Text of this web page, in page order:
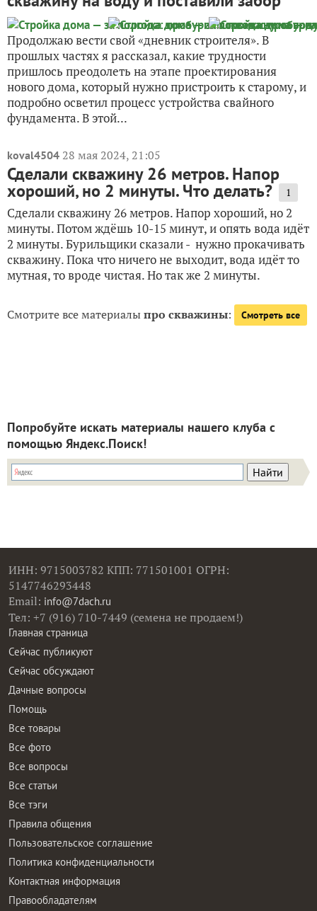
Продолжаю вести свой «дневник строителя». В
прошлых частях я рассказал, какие трудности
пришлось преодолеть на этапе проектирования
нового дома, который нужно пристроить к старому, и
подробно осветил процесс устройства свайного
фундамента. В этой...
koval4504 28 мая 2024, 21:05
Сделали скважину 26 метров. Напор
хороший, но 2 минуты. Что делать? 1
Сделали скважину 26 метров. Напор хороший, но 2
минуты. Потом ждёшь 10-15 минут, и опять вода идёт
2 минуты. Бурильщики сказали - нужно прокачивать
скважину. Пока что ничего не выходит, вода идёт то
мутная, то вроде чистая. Но так же 2 минуты.
Смотрите все материалыпро скважины: Смотреть все
Попробуйте искать материалы нашего клуба с
помощью Яндекс.Поиск!
ИНН: 9715003782 КПП: 771501001 ОГРН:
5147746293448
Email: info@7dach.ru
Тел: +7 (916) 710-7449 (семена не продаем!)
Главная страница
Сейчас публикуют
Сейчас обсуждают
Дачные вопросы
Помощь
Все товары
Все фото
Все вопросы
Все статьи
Все тэги
Правила общения
Пользовательское соглашение
Политика конфиденциальности
Контактная информация
Правообладателям